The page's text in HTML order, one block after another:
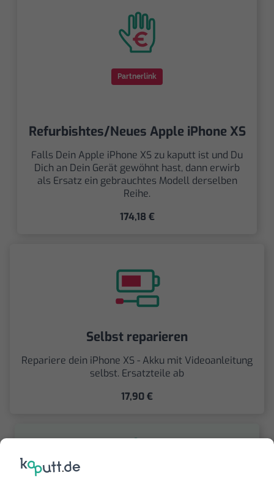
Partnerlink
Refurbishtes/Neues Apple iPhone XS
Falls Dein Apple iPhone XS zu kaputt ist und Du
Dich an Dein Gerät gewöhnt hast, dann erwirb
als Ersatz ein gebrauchtes Modell derselben
Reihe.
174,18 €
Selbst reparieren
Repariere dein iPhone XS - Akku mit Videoanleitung
selbst. Ersatzteile ab
17,90 €